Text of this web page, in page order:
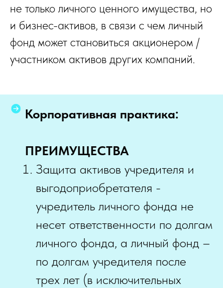
не только личного ценного имущества, но
и бизнес-активов, в связи с чем личный
фонд может становиться акционером /
участником активов других компаний.
Корпоративная практика:
ПРЕИМУЩЕСТВА
Защита активов учредителя и
выгодоприобретателя -
учредитель личного фонда не
несет ответственности по долгам
личного фонда, а личный фонд –
по долгам учредителя после
трех лет (в исключительных